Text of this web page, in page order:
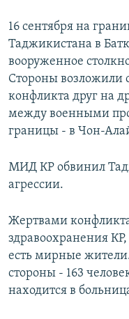
16 сентября на
Таджикистана в
вооруженное
Стороны возложили
конфликта друг на
между военными
границы - в Чон-
МИД КР обвинил
агрессии.
Жертвами
здравоохранения
есть мирные
стороны - 163
находится в